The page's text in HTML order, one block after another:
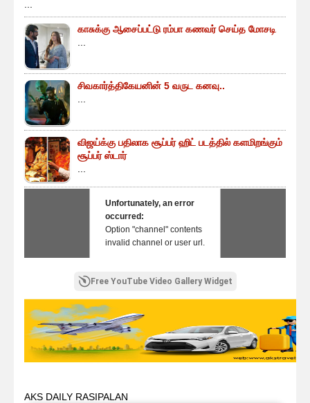
காசுக்கு ஆசைப்பட்டு ரம்பா கணவர் செய்த மோசடி
சிவகார்த்திகேயனின் 5 வருட கனவு..
விஜய்க்கு பதிலாக சூப்பர் ஹிட் படத்தில் களமிறங்கும்
சூப்பர் ஸ்டார்
Unfortunately, an error
occurred:
Option "channel" contents
invalid channel or user url.
Free YouTube Video Gallery Widget
AKS DAILY RASIPALAN